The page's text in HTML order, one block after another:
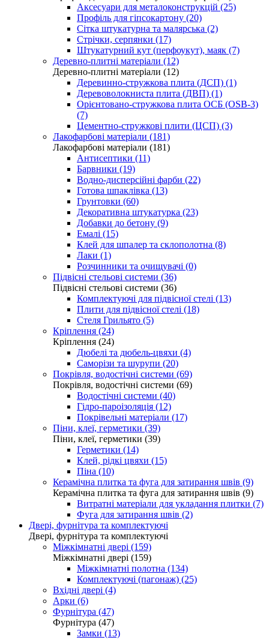
Аксесуари для металоконструкцій (25)
Профіль для гіпсокартону (20)
Сітка штукатурна та малярська (2)
Стрічки, серпянки (17)
Штукатурний кут (перфоукут), маяк (7)
Деревно-плитні матеріали (12)
Деревно-плитні матеріали (12)
Деревинно-стружкова плита (ДСП) (1)
Деревоволокниста плита (ДВП) (1)
Орієнтовано-стружкова плита ОСБ (OSB-3)
(7)
Цементно-стружкові плити (ЦСП) (3)
Лакофарбові матеріали (181)
Лакофарбові матеріали (181)
Антисептики (11)
Барвники (19)
Водно-дисперсійні фарби (22)
Готова шпаклівка (13)
Грунтовки (60)
Декоративна штукатурка (23)
Добавки до бетону (9)
Емалі (15)
Клей для шпалер та склополотна (8)
Лаки (1)
Розчинники та очищувачі (0)
Підвісні стельові системи (36)
Підвісні стельові системи (36)
Комплектуючі для підвісної стелі (13)
Плити для підвісної стелі (18)
Стеля Грильято (5)
Кріплення (24)
Кріплення (24)
Дюбелі та дюбель-цвяхи (4)
Саморізи та шурупи (20)
Покрівля, водостічні системи (69)
Покрівля, водостічні системи (69)
Водостічні системи (40)
Гідро-пароізоляція (12)
Покрівельні матеріали (17)
Піни, клеї, герметики (39)
Піни, клеї, герметики (39)
Герметики (14)
Клей, рідкі цвяхи (15)
Піна (10)
Керамічна плитка та фуга для затирання швів (9)
Керамічна плитка та фуга для затирання швів (9)
Витратні матеріали для укладання плитки (7)
Фуга для затирання швів (2)
Двері, фурнітура та комплектуючі
Двері, фурнітура та комплектуючі
Міжкімнатні двері (159)
Міжкімнатні двері (159)
Міжкімнатні полотна (134)
Комплектуючі (пагонаж) (25)
Вхідні двері (4)
Арки (6)
Фурнітура (47)
Фурнітура (47)
Замки (13)